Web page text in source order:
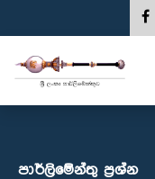
පාර්ලි‌මේන්තු‌ ප්‍රශ්න